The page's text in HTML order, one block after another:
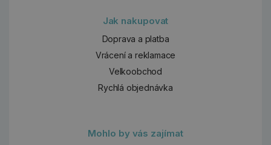
Jak nakupovat
Doprava a platba
Vrácení a reklamace
Velkoobchod
Rychlá objednávka
Mohlo by vás zajímat